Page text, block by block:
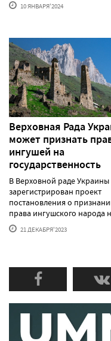
10 ЯНВАРЯ'2024
Верховная Рада
может признать
ингушей на
государственность
В Верховной раде Украины
зарегистрирован проект
постановления о
права ингушского народа
21 ДЕКАБРЯ'2023